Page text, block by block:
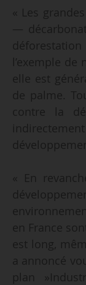
« Les
—
l’exemple de
elle est
de palme.
contre la
« En
en France
est long,
a annoncé
plan